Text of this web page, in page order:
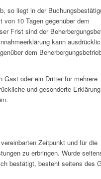
so liegt in der
10 Tagen gegenüber dem
Frist sind der
kann
dem
Gast oder ein Dritter für mehrere
und gesonderte Erklärung
Zeitpunkt und für die
zu erbringen. Wurde
bestätigt, besteht seitens des